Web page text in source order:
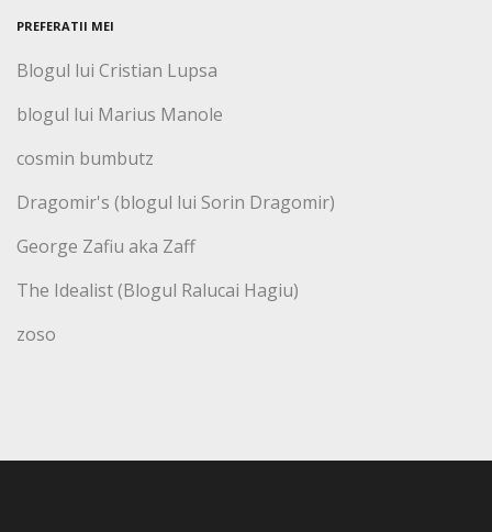
PREFERATII MEI
Blogul lui Cristian Lupsa
blogul lui Marius Manole
cosmin bumbutz
Dragomir's (blogul lui Sorin Dragomir)
George Zafiu aka Zaff
The Idealist (Blogul Ralucai Hagiu)
zoso